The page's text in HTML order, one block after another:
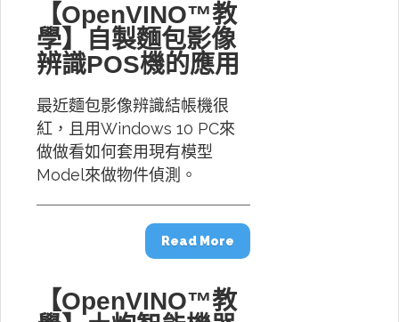
【OpenVINO™教
學】自製麵包影像
辨識POS機的應用
最近麵包影像辨識結帳機很
紅，且用Windows 10 PC來
做做看如何套用現有模型
Model來做物件偵測。
Read More
【OpenVINO™教